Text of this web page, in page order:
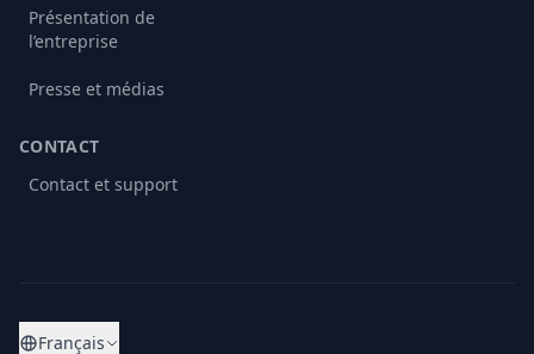
Présentation de
l’entreprise
Presse et médias
CONTACT
Contact et support
Français